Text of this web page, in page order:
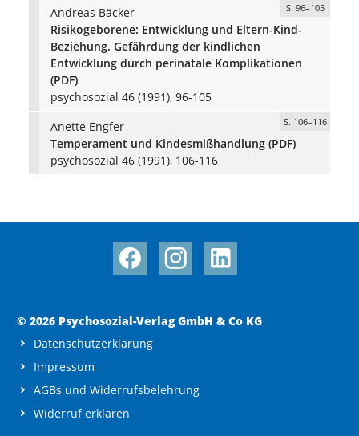
Andreas Bäcker
S. 96–105
Risikogeborene: Entwicklung und Eltern-Kind-
Beziehung. Gefährdung der kindlichen
Entwicklung durch perinatale Komplikationen
(PDF)
psychosozial 46 (1991), 96-105
Anette Engfer
S. 106–116
Temperament und Kindesmißhandlung (PDF)
psychosozial 46 (1991), 106-116
© 2026 Psychosozial-Verlag GmbH & Co KG
Datenschutzerklärung
Impressum
AGBs und Widerrufsbelehrung
Widerruf erklären